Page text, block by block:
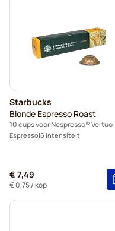
Starbucks
Blonde Espresso Roast
10 cups voor Nespresso® Vertuo
Espresso 6 Intensiteit
€ 7,49
€ 0,75/ kop